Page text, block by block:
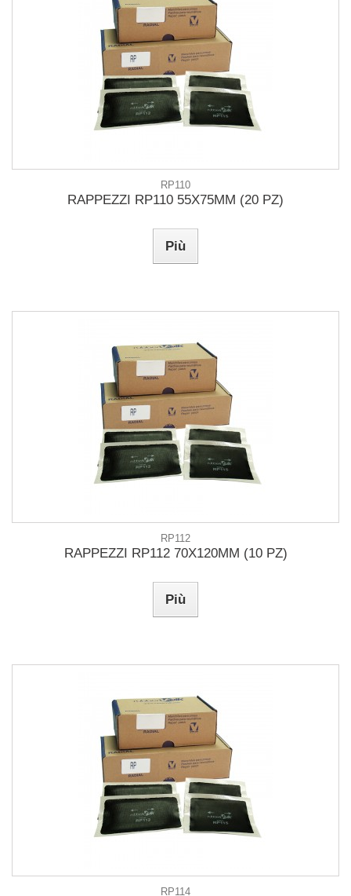
RP110
RAPPEZZI RP110 55X75MM (20 PZ)
Più
RP112
RAPPEZZI RP112 70X120MM (10 PZ)
Più
RP114